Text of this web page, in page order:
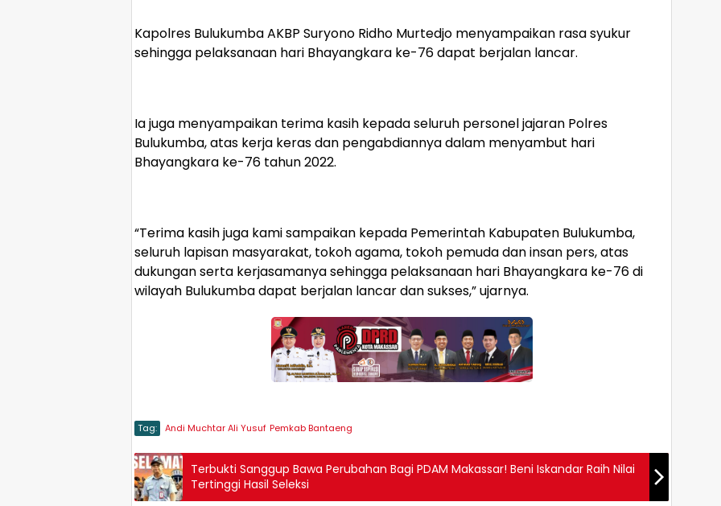
Kapolres Bulukumba AKBP Suryono Ridho Murtedjo menyampaikan rasa syukur
sehingga pelaksanaan hari Bhayangkara ke-76 dapat berjalan lancar.
Ia juga menyampaikan terima kasih kepada seluruh personel jajaran Polres
Bulukumba, atas kerja keras dan pengabdiannya dalam menyambut hari
Bhayangkara ke-76 tahun 2022.
“Terima kasih juga kami sampaikan kepada Pemerintah Kabupaten Bulukumba,
seluruh lapisan masyarakat, tokoh agama, tokoh pemuda dan insan pers, atas
dukungan serta kerjasamanya sehingga pelaksanaan hari Bhayangkara ke-76 di
wilayah Bulukumba dapat berjalan lancar dan sukses,” ujarnya.
Tag: Andi Muchtar Ali Yusuf Pemkab Bantaeng
Terbukti Sanggup Bawa Perubahan Bagi PDAM Makassar! Beni Iskandar Raih Nilai
Tertinggi Hasil Seleksi